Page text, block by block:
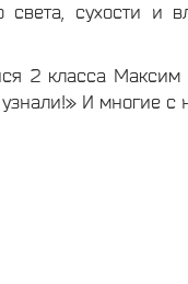
сухости и
2 класса
И многие с